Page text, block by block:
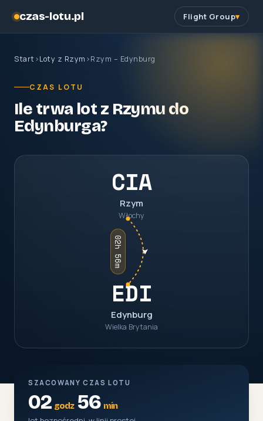
czas-lotu.pl Flight Group
Start ›Loty z Rzym ›Rzym – Edynburg
CZAS LOTU
Ile trwa lot z Rzymu do
Edynburga?
CIA
Rzym
Włochy
02h 56m
EDI
Edynburg
Wielka Brytania
SZACOWANY CZAS LOTU
02 godz56 min